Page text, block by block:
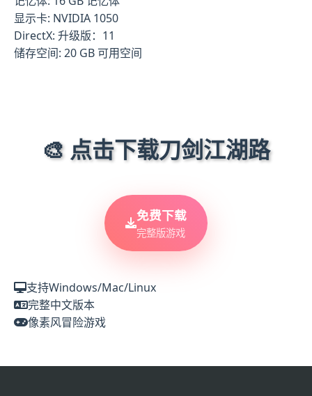
显示卡: NVIDIA 1050
DirectX: 升级版：11
储存空间: 20 GB 可用空间
🎨 点击下载刀剑江湖路
免费下载
完整版游戏
支持Windows/Mac/Linux
完整中文版本
像素风冒险游戏